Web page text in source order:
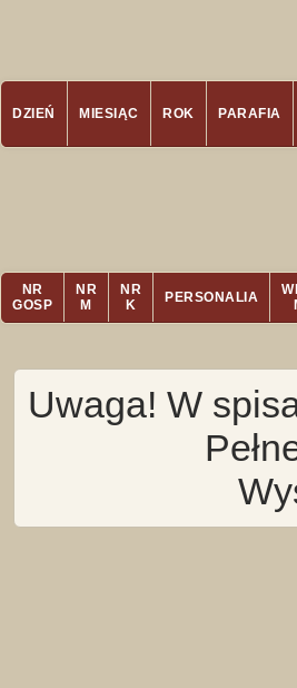
DZIEŃ MIESIĄC ROK PARAFIA
NR
GOSP
NR
M
NR
K
PERSONALIA
Uwaga! W